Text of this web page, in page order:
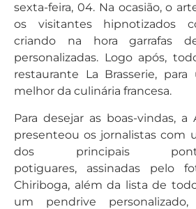
sexta-feira, 04. Na ocasião, o
os visitantes hipnotizados
criando na hora garrafas
personalizadas. Logo após,
restaurante La Brasserie,
melhor da culinária francesa.
Para desejar as boas-vindas,
presenteou os jornalistas com
dos principais
potiguares, assinadas pelo
Chiriboga, além da lista de
um pendrive